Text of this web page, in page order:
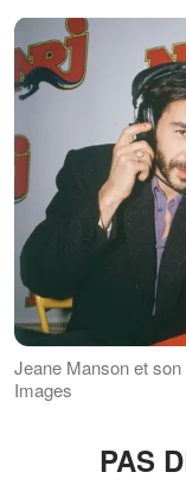
Jeane Manson et
Images
PAS